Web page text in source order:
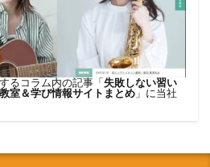
るコラム内の記事「失敗しない習い
室＆学び情報サイトまとめ 」に当社